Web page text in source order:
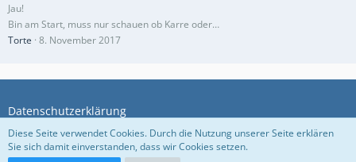
Jau!
Bin am Start, muss nur schauen ob Karre oder…
Torte 8. November 2017
Datenschutzerklärung
Diese Seite verwendet Cookies. Durch die Nutzung unserer Seite erklären
Sie sich damit einverstanden, dass wir Cookies setzen.